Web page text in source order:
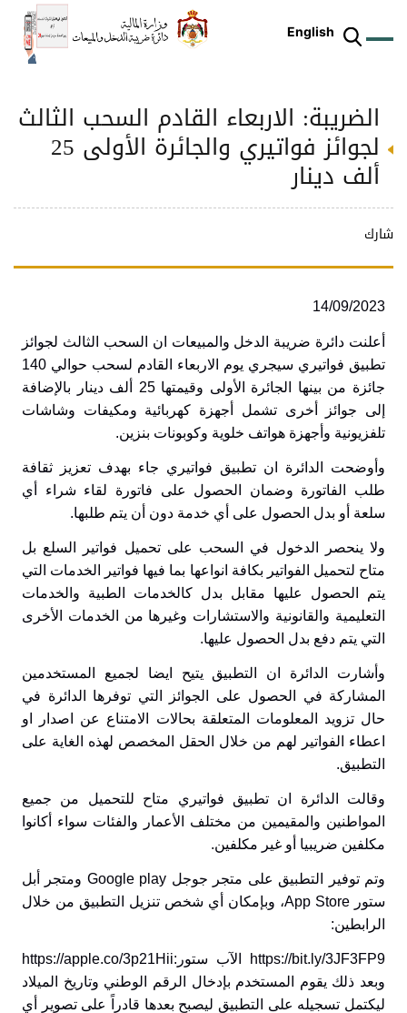
English
الضريبة: الاربعاء القادم السحب الثالث
لجوائز فواتيري والجائرة الأولى 25
ألف دينار
شارك
14/09/2023
أعلنت دائرة ضريبة الدخل والمبيعات ان السحب الثالث لجوائز
تطبيق فواتيري سيجري يوم الاربعاء القادم لسحب حوالي 140
جائزة من بينها الجائرة الأولى وقيمتها 25 ألف دينار بالإضافة
إلى جوائز أخرى تشمل أجهزة كهربائية ومكيفات وشاشات
تلفزيونية وأجهزة هواتف خلوية وكوبونات بنزين.
وأوضحت الدائرة ان تطبيق فواتيري جاء بهدف تعزيز ثقافة
طلب الفاتورة وضمان الحصول على فاتورة لقاء شراء أي
سلعة أو بدل الحصول على أي خدمة دون أن يتم طلبها.
ولا ينحصر الدخول في السحب على تحميل فواتير السلع بل
متاح لتحميل الفواتير بكافة انواعها بما فيها فواتير الخدمات التي
يتم الحصول عليها مقابل بدل كالخدمات الطبية والخدمات
التعليمية والقانونية والاستشارات وغيرها من الخدمات الأخرى
التي يتم دفع بدل الحصول عليها.
وأشارت الدائرة ان التطبيق يتيح ايضا لجميع المستخدمين
المشاركة في الحصول على الجوائز التي توفرها الدائرة في
حال تزويد المعلومات المتعلقة بحالات الامتناع عن اصدار او
اعطاء الفواتير لهم من خلال الحقل المخصص لهذه الغاية على
التطبيق.
وقالت الدائرة ان تطبيق فواتيري متاح للتحميل من جميع
المواطنين والمقيمين من مختلف الأعمار والفئات سواء أكانوا
مكلفين ضريبيا أو غير مكلفين.
وتم توفير التطبيق على متجر جوجل Google play ومتجر أبل
ستور App Store، وبإمكان أي شخص تنزيل التطبيق من خلال
الرابطين:
https://bit.ly/3JF3FP9 الآب ستور:https://apple.co/3p21Hii
وبعد ذلك يقوم المستخدم بإدخال الرقم الوطني وتاريخ الميلاد
ليكتمل تسجيله على التطبيق ليصبح بعدها قادراً على تصوير أي